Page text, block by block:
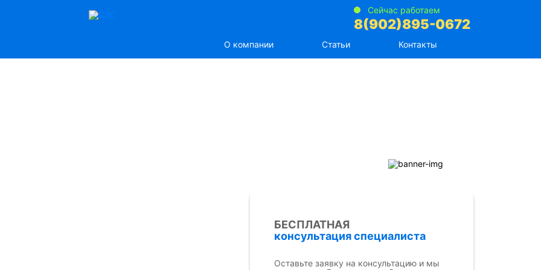
Сейчас работаем
8(902)895-0672
О компании Статьи Контакты
БЕСПЛАТНАЯ
консультация специалиста
Оставьте заявку на консультацию и мы